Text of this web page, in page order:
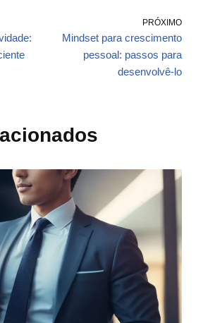
PRÓXIMO
Mindset para crescimento
pessoal: passos para
desenvolvê-lo